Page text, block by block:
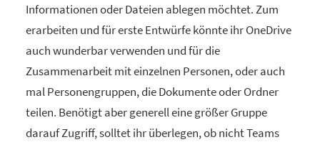
Informationen oder Dateien ablegen möchtet. Zum
erarbeiten und für erste Entwürfe könnte ihr OneDrive
auch wunderbar verwenden und für die
Zusammenarbeit mit einzelnen Personen, oder auch
mal Personengruppen, die Dokumente oder Ordner
teilen. Benötigt aber generell eine größer Gruppe
darauf Zugriff, solltet ihr überlegen, ob nicht Teams